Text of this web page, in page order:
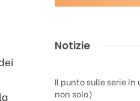
Notizie
Il punto sulle serie in
non solo)